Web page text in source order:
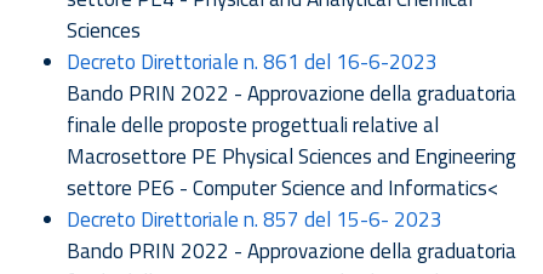
Sciences
Decreto Direttoriale n. 861 del 16-6-2023
Bando PRIN 2022 - Approvazione della graduatoria
finale delle proposte progettuali relative al
Macrosettore PE Physical Sciences and Engineering
settore PE6 - Computer Science and Informatics<
Decreto Direttoriale n. 857 del 15-6- 2023
Bando PRIN 2022 - Approvazione della graduatoria